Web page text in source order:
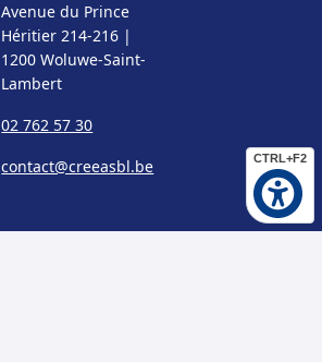
CTRL+F2
Avenue du Prince
Héritier 214-216 |
1200 Woluwe-Saint-
Lambert
02 762 57 30
contact@creeasbl.be